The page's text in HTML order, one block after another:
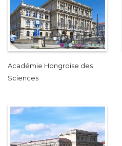
Académie Hongroise des
Sciences